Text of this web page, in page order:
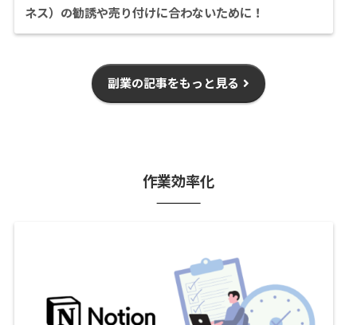
ネス）の勧誘や売り付けに合わないために！
副業の記事をもっと見る
作業効率化